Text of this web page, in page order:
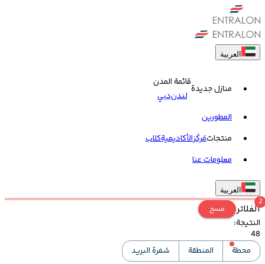
العربية
منازل جديدة
قائمة المدن
لندندبي
المطورين
منتجاتمَركَزالأكاديميةکلاب
معلومات عنا
العربية
الفلاتر
2
مسح
النتيجة:
48
محطة
المنطقة شفرة البريد